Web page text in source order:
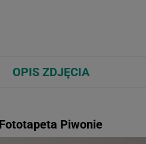
OPIS ZDJĘCIA
Fototapeta Piwonie